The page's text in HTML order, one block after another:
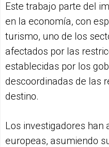
Este trabajo parte del
en la economía, con
turismo, uno de los
afectados por las
establecidas por los
descoordinadas de las
destino.
Los investigadores han
europeas, asumiendo